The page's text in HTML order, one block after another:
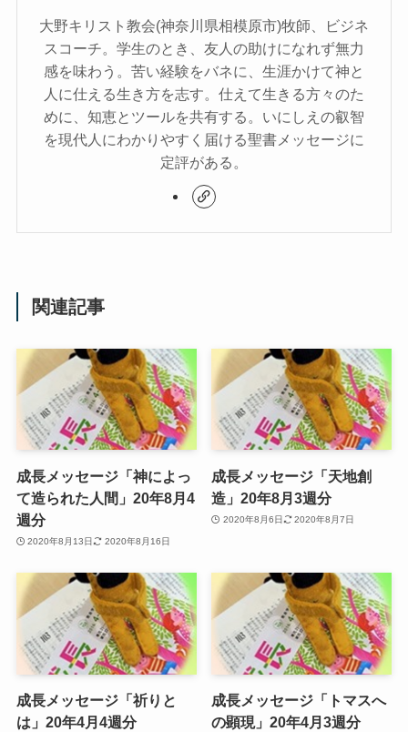
大野キリスト教会(神奈川県相模原市)牧師、ビジネ
スコーチ。学生のとき、友人の助けになれず無力
感を味わう。苦い経験をバネに、生涯かけて神と
人に仕える生き方を志す。仕えて生きる方々のた
めに、知恵とツールを共有する。いにしえの叡智
を現代人にわかりやすく届ける聖書メッセージに
定評がある。
関連記事
成長メッセージ「神によっ
て造られた人間」20年8月4
週分
2020年8月13日 2020年8月16日
成長メッセージ「天地創
造」20年8月3週分
2020年8月6日 2020年8月7日
成長メッセージ「祈りと
は」20年4月4週分
成長メッセージ「トマスへ
の顕現」20年4月3週分